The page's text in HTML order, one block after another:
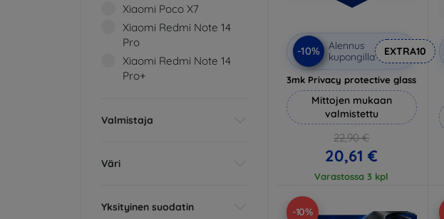
Xiaomi Poco X7
Xiaomi Redmi Note 14
Pro
Xiaomi Redmi Note 14
Pro+
Valmistaja
Väri
Yksityinen suodatin
-10%
Alennus
kupongilla
EXTRA10
3mk Privacy protective glass
Mittojen mukaan
valmistettu
22,90 €
20,61 €
Varastossa 3 kpl
-10%